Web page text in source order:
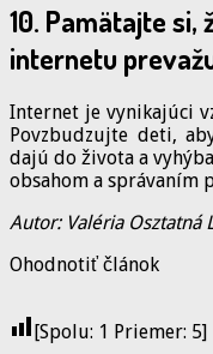
10. Pamätajte
internetu
Internet je vynikajúci
Povzbudzujte deti,
dajú do života a
obsahom a správaním
Autor: Valéria
Ohodnotiť článok
[Spolu: 1 Priemer: 5]